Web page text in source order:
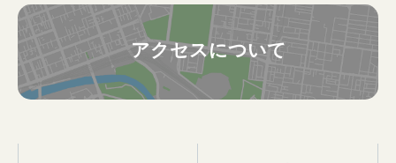
アクセスについて